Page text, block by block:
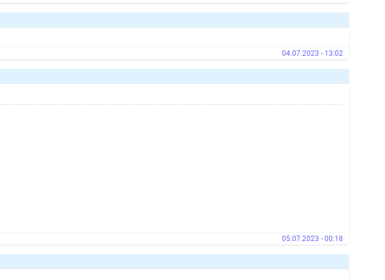
04.07.2023 - 13:02
05.07.2023 - 00:18